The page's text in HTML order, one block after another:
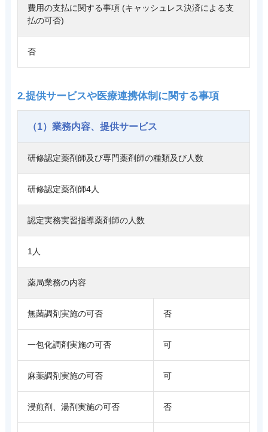
費用の支払に関する事項 (キャッシュレス決済による支
払の可否)
否
2.提供サービスや医療連携体制に関する事項
（1）業務内容、提供サービス
研修認定薬剤師及び専門薬剤師の種類及び人数
研修認定薬剤師4人
認定実務実習指導薬剤師の人数
1人
薬局業務の内容
無菌調剤実施の可否 否
一包化調剤実施の可否 可
麻薬調剤実施の可否 可
浸煎剤、湯剤実施の可否 否